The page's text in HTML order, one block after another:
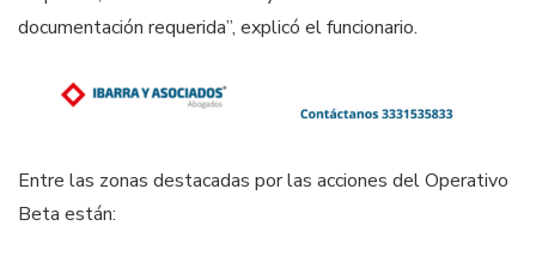
documentación requerida”, explicó el funcionario.
Entre las zonas destacadas por las acciones del Operativo
Beta están: